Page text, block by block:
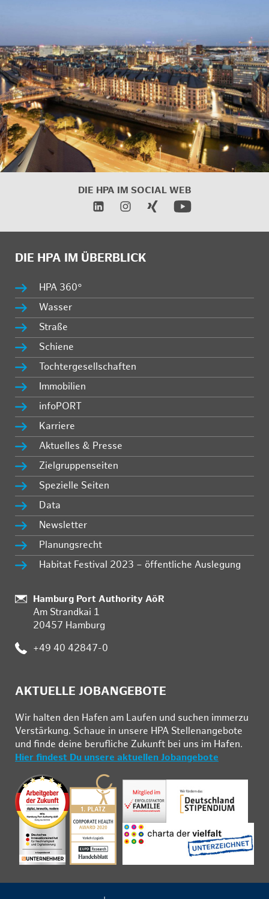
DIE HPA IM SOCIAL WEB
DIE HPA IM ÜBERBLICK
HPA 360°
Wasser
Straße
Schiene
Tochtergesellschaften
Immobilien
infoPORT
Karriere
Aktuelles & Presse
Zielgruppenseiten
Spezielle Seiten
Data
Newsletter
Planungsrecht
Habitat Festival 2023 – öffentliche Auslegung
Standort:
Hamburg Port Authority AöR
Am Strandkai 1
20457 Hamburg
Telefon:
+49 40 42847-0
AKTUELLE JOBANGEBOTE
Wir hal­ten den Ha­fen am Lau­fen und su­chen im­mer­zu
Ver­stär­kung. Schau­e in un­se­re HPA Stel­len­an­ge­bo­te
und fin­de deine be­ruf­li­che Zu­kunft bei uns im Ha­fen.
Hier findest Du unsere aktuellen Jobangebote